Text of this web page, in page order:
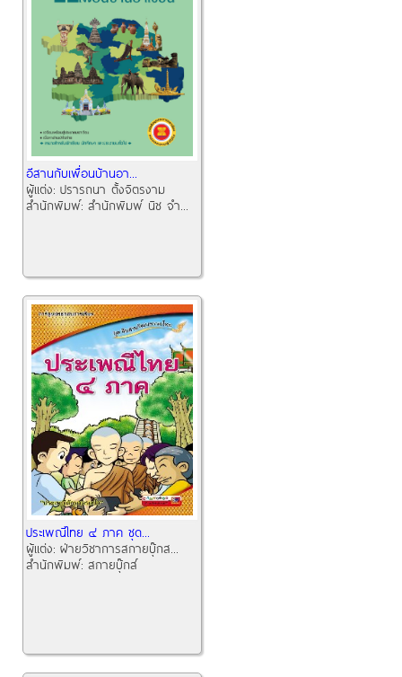
อีสานกับเพื่อนบ้านอา...
ผู้แต่ง: ปรารถนา ตั้งจิตรงาม
สำนักพิมพ์: สำนักพิมพ์ นิช จำ...
ประเพณีไทย ๔ ภาค ชุด...
ผู้แต่ง: ฝ่ายวิชาการสกายบุ๊กส...
สำนักพิมพ์: สกายบุ๊กส์